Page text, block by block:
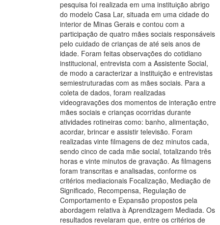
pesquisa foi realizada em uma instituição abrigo
do modelo Casa Lar, situada em uma cidade do
interior de Minas Gerais e contou com a
participação de quatro mães sociais responsáveis
pelo cuidado de crianças de até seis anos de
idade. Foram feitas observações do cotidiano
institucional, entrevista com a Assistente Social,
de modo a caracterizar a instituição e entrevistas
semiestruturadas com as mães sociais. Para a
coleta de dados, foram realizadas
videogravações dos momentos de interação entre
mães sociais e crianças ocorridas durante
atividades rotineiras como: banho, alimentação,
acordar, brincar e assistir televisão. Foram
realizadas vinte filmagens de dez minutos cada,
sendo cinco de cada mãe social, totalizando três
horas e vinte minutos de gravação. As filmagens
foram transcritas e analisadas, conforme os
critérios mediacionais Focalização, Mediação de
Significado, Recompensa, Regulação de
Comportamento e Expansão propostos pela
abordagem relativa à Aprendizagem Mediada. Os
resultados revelaram que, entre os critérios de